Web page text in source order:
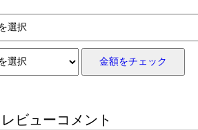
金額をチェック
レビューコメント